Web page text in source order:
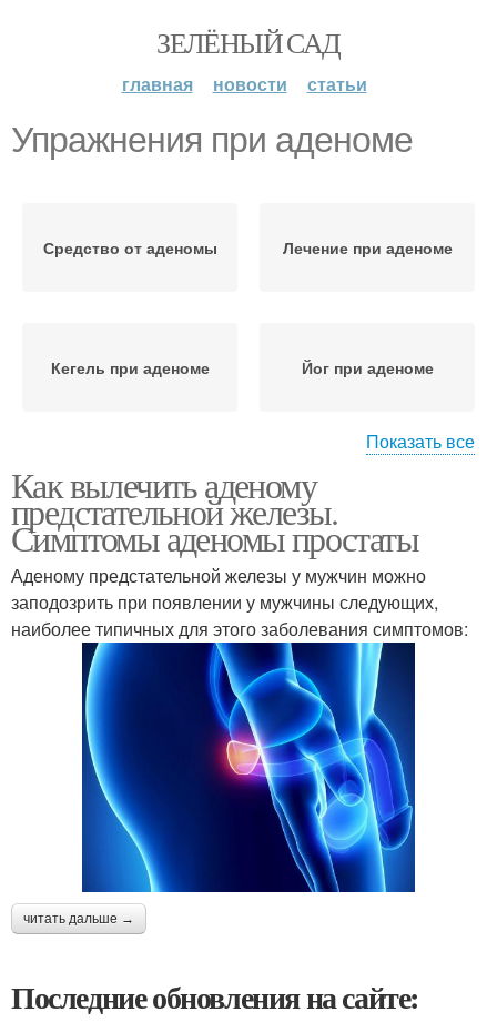
ЗЕЛЁНЫЙ САД
главная новости статьи
Упражнения при аденоме
Средство от аденомы Лечение при аденоме
Кегель при аденоме Йог при аденоме
Трава от аденомы
Показать все
Как вылечить аденому
предстательной железы.
Симптомы аденомы простаты
Аденому предстательной железы у мужчин можно
заподозрить при появлении у мужчины следующих,
наиболее типичных для этого заболевания симптомов:
читать дальше →
Последние обновления на сайте: